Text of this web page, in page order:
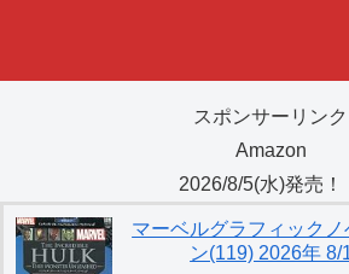
スポンサーリンク
Amazon
2026/8/5(水)発売！
マーベルグラフィック
ン(119) 2026年 8/